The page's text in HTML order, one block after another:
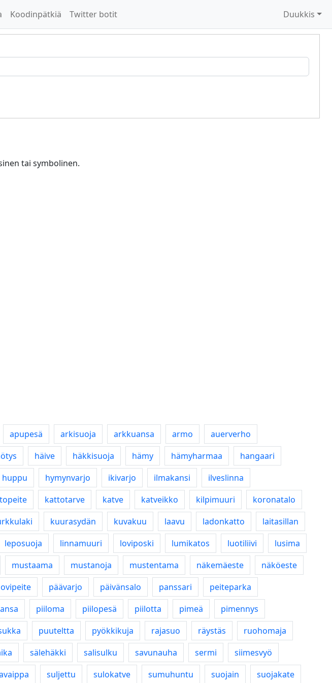
Koodinpätkiä Twitter botit Duukkis
tai symbolinen.
apupesä arkisuoja arkkuansa armo
auerverho
häive häkkisuoja hämy hämyharmaa
hangaari
huppu hymynvarjo ikivarjo ilmakansi
ilveslinna
kattotarve katve katveikko kilpimuuri
koronatalo
kuurasydän kuvakuu laavu ladonkatto
laitasillan
leposuoja linnamuuri loviposki lumikatos luotiliivi
lusima
mustaama mustanoja mustentama näkemäeste
näköeste
ovipeite päävarjo päivänsalo panssari
peiteparka
piiloma piilopesä piilotta pimeä
pimennys
puuteltta pyökkikuja rajasuo räystäs
ruohomaja
sälehäkki salisulku savunauha sermi
siimesvyö
suljettu sulokatve sumuhuntu suojain suojakate